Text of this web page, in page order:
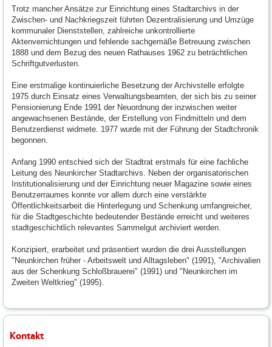
Trotz mancher Ansätze zur Einrichtung eines Stadtarchivs in der
Zwischen- und Nachkriegszeit führten Dezentralisierung und Umzüge
kommunaler Dienststellen, zahlreiche unkontrollierte
Aktenvernichtungen und fehlende sachgemäße Betreuung zwischen
1888 und dem Bezug des neuen Rathauses 1962 zu beträchtlichen
Schriftgutverlusten.
Eine erstmalige kontinuierliche Besetzung der Archivstelle erfolgte
1975 durch Einsatz eines Verwaltungsbeamten, der sich bis zu seiner
Pensionierung Ende 1991 der Neuordnung der inzwischen weiter
angewachsenen Bestände, der Erstellung von Findmitteln und dem
Benutzerdienst widmete. 1977 wurde mit der Führung der Stadtchronik
begonnen.
Anfang 1990 entschied sich der Stadtrat erstmals für eine fachliche
Leitung des Neunkircher Stadtarchivs. Neben der organisatorischen
Institutionalisierung und der Einrichtung neuer Magazine sowie eines
Benutzerraumes konnte vor allem durch eine verstärkte
Öffentlichkeitsarbeit die Hinterlegung und Schenkung umfangreicher,
für die Stadtgeschichte bedeutender Bestände erreicht und weiteres
stadtgeschichtlich relevantes Sammelgut archiviert werden.
Konzipiert, erarbeitet und präsentiert wurden die drei Ausstellungen
"Neunkirchen früher - Arbeitswelt und Alltagsleben" (1991), "Archivalien
aus der Schenkung Schloßbrauerei" (1991) und "Neunkirchen im
Zweiten Weltkrieg" (1995).
Kontakt